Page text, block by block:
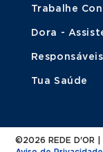
Trabalhe
Dora -
Tua Saúde
©2026 REDE D'OR |